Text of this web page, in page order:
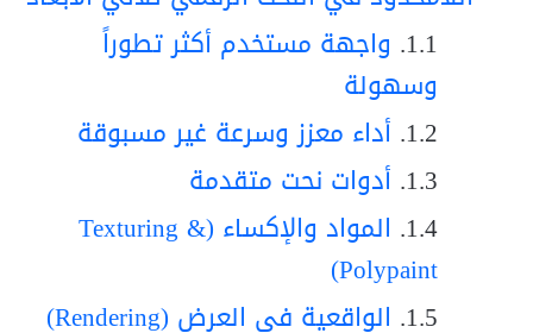
واجهة مستخدم أكثر تطوراً
وسهولة
أداء معزز وسرعة غير مسبوقة
أدوات نحت متقدمة
المواد والإكساء (Texturing &
Polypaint)
الواقعية في العرض (Rendering)